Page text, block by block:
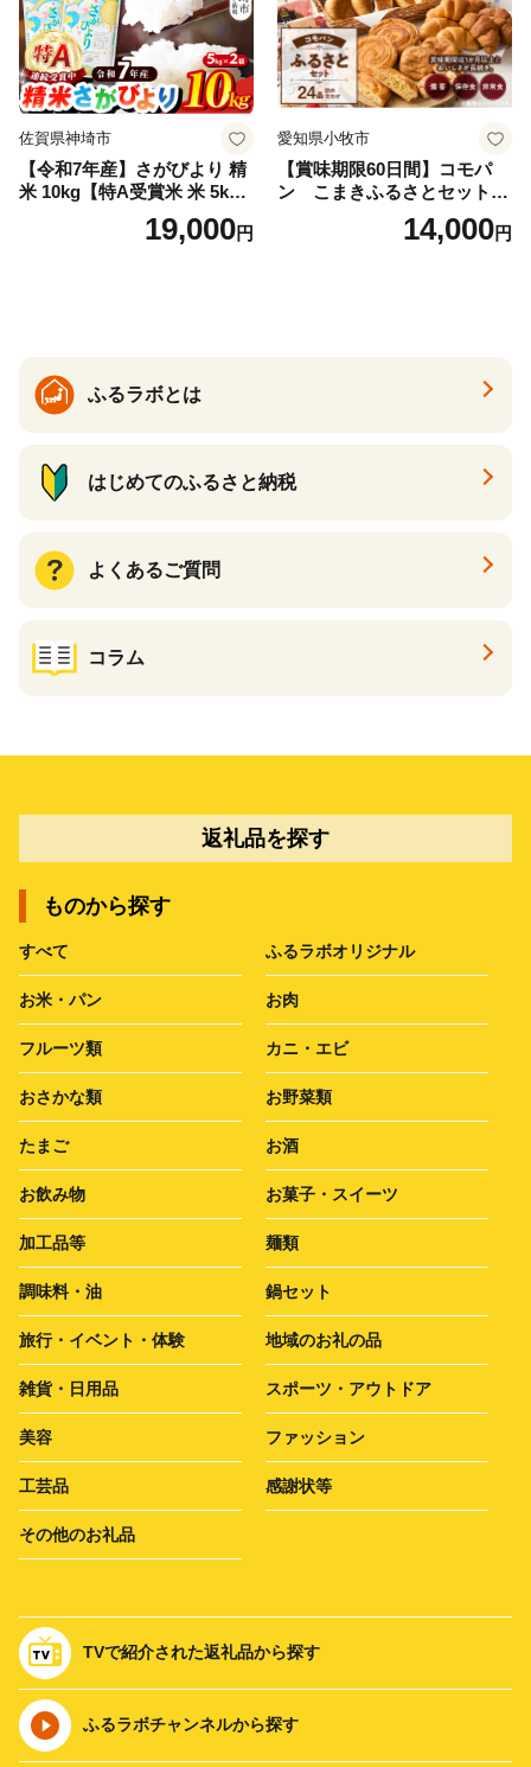
佐賀県神埼市
【令和7年産】さがびより 精
米 10kg【特A受賞米 米 5kg×
2袋 お米 コメ こめ 国産 美味
しい ブランド米 人気 ランキ
19,000円
愛知県小牧市
【賞味期限60日間】コモパ
ン こまきふるさとセット
（24個入り）／災害用備蓄
保存食 非常食 防災グッズに
14,000円
ふるラボとは
はじめてのふるさと納税
よくあるご質問
コラム
返礼品を探す
ものから探す
すべて ふるラボオリジナル
お米・パン お肉
フルーツ類 カニ・エビ
おさかな類 お野菜類
たまご お酒
お飲み物 お菓子・スイーツ
加工品等 麺類
調味料・油 鍋セット
旅行・イベント・体験 地域のお礼の品
雑貨・日用品 スポーツ・アウトドア
美容 ファッション
工芸品 感謝状等
その他のお礼品
TVで紹介された返礼品から探す
ふるラボチャンネルから探す